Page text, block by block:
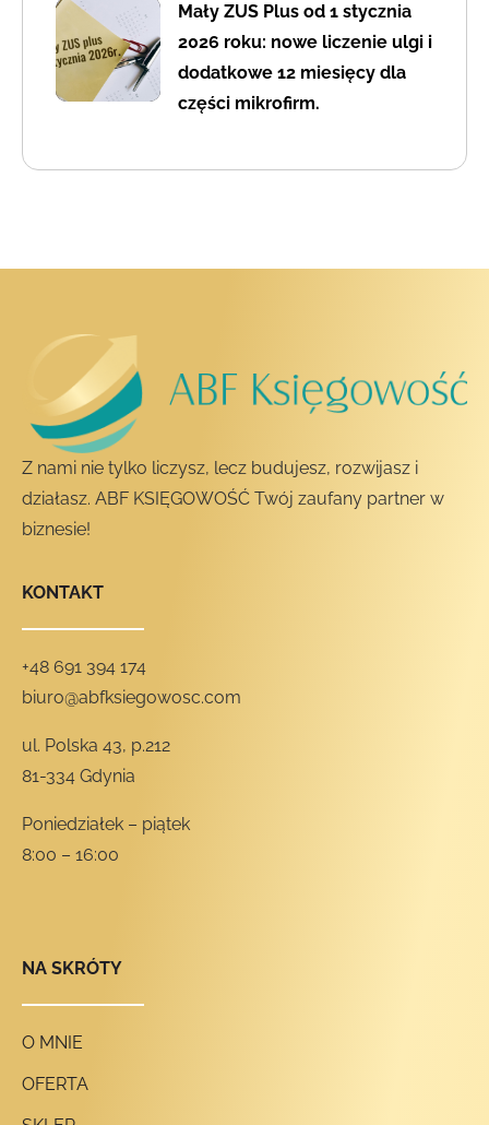
Mały ZUS Plus od 1 stycznia
2026 roku: nowe liczenie ulgi i
dodatkowe 12 miesięcy dla
części mikrofirm.
Z nami nie tylko liczysz, lecz budujesz, rozwijasz i
działasz. ABF KSIĘGOWOŚĆ Twój zaufany partner w
biznesie!
KONTAKT
+48 691 394 174
biuro@abfksiegowosc.com
ul. Polska 43, p.212
81-334 Gdynia
Poniedziałek – piątek
8:00 – 16:00
NA SKRÓTY
O MNIE
OFERTA